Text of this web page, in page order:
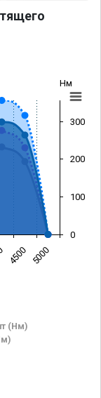
Нм
(Нм)
4500 5000
0
100
200
300